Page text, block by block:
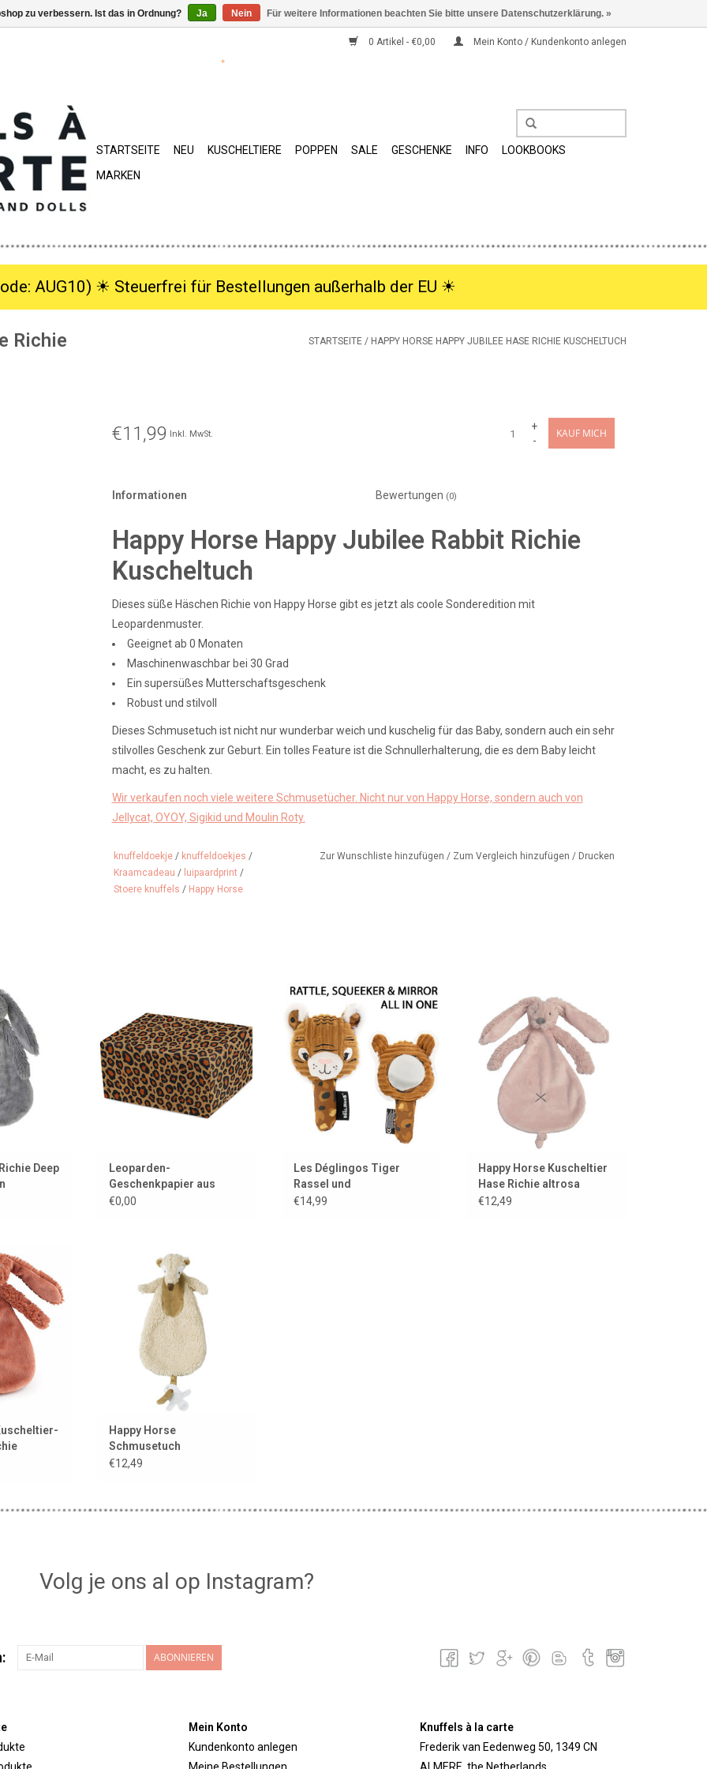
0 Artikel - €0,00 Mein Konto / Kundenkonto anlegen
STARTSEITE NEU KUSCHELTIERE POPPEN SALE GESCHENKE INFO
LOOKBOOKS
MARKEN
AUG10) ☀︎ Steuerfrei für Bestellungen außerhalb der EU ☀︎
Richie
STARTSEITE / HAPPY HORSE HAPPY JUBILEE HASE RICHIE KUSCHELTUCH
€11,99 Inkl. MwSt.
+
-
KAUF MICH
Informationen Bewertungen (0)
Happy Horse Happy Jubilee Rabbit Richie
Kuscheltuch
Dieses süße Häschen Richie von Happy Horse gibt es jetzt als coole Sonderedition mit
Leopardenmuster.
Geeignet ab 0 Monaten
Maschinenwaschbar bei 30 Grad
Ein supersüßes Mutterschaftsgeschenk
Robust und stilvoll
Dieses Schmusetuch ist nicht nur wunderbar weich und kuschelig für das Baby, sondern auch ein sehr
stilvolles Geschenk zur Geburt. Ein tolles Feature ist die Schnullerhalterung, die es dem Baby leicht
macht, es zu halten.
Wir verkaufen noch viele weitere Schmusetücher. Nicht nur von Happy Horse, sondern auch von
Jellycat, OYOY, Sigikid und Moulin Roty.
knuffeldoekje / knuffeldoekjes /
Kraamcadeau / luipaardprint /
Stoere knuffels / Happy Horse
Zur Wunschliste hinzufügen / Zum Vergleich hinzufügen / Drucken
graues
Horse
HINZUFÜGEN
Deep
Horse
kann zusammen mit einem
Kuscheltier als schönes
Geschenk gewählt werden!
ZUM WARENKORB HINZUFÜGEN
Leoparden-
Geschenkpapier aus
Kraftpapier
€0,00
Spieglein, Spieglein in der Hand,
wer ist das schönste Baby des
Landes?
ZUM WARENKORB HINZUFÜGEN
Les Déglingos Tiger
Rassel und
quietschendes Spielzeug
€14,99
einer wunderschönen altrosa
Farbe. Von der niederländischen
Marke Happy Horse.
ZUM WARENKORB HINZUFÜGEN
Happy Horse Kuscheltier
Hase Richie altrosa
€12,49
Hase
HINZUFÜGEN
Ein Erdmännchen zum Kuscheln!
ZUM WARENKORB HINZUFÜGEN
Happy Horse
Schmusetuch
Erdmännchen/Erdmännchen
€12,49
Volg je ons al op Instagram?
ABONNIEREN
Mein Konto
Kundenkonto anlegen
Knuffels à la carte
Frederik van Eedenweg 50, 1349 CN
zu verbessern. Ist das in Ordnung? Ja Nein Für weitere Informationen beachten Sie bitte unsere Datenschutzerklärung. »